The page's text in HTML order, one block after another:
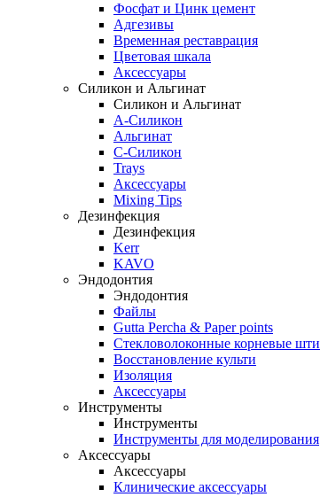
Фосфат и Цинк цемент
Адгезивы
Временная реставрация
Цветовая шкала
Аксессуары
Силикон и Альгинат
Силикон и Альгинат
A-Силикон
Альгинат
C-Силикон
Trays
Аксессуары
Mixing Tips
Дезинфекция
Дезинфекция
Kerr
KAVO
Эндодонтия
Эндодонтия
Файлы
Gutta Percha & Paper points
Стекловолоконные корневые
Восстановление культи
Изоляция
Аксессуары
Инструменты
Инструменты
Инструменты для моделирования
Аксессуары
Аксессуары
Клинические аксессуары